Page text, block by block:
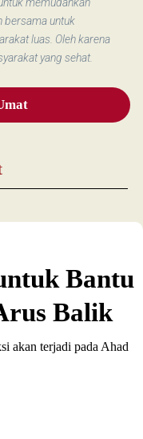
memudahkan
bersama untuk
luas. Oleh karena
yang sehat.
Bantu
Balik
akan terjadi pada Ahad